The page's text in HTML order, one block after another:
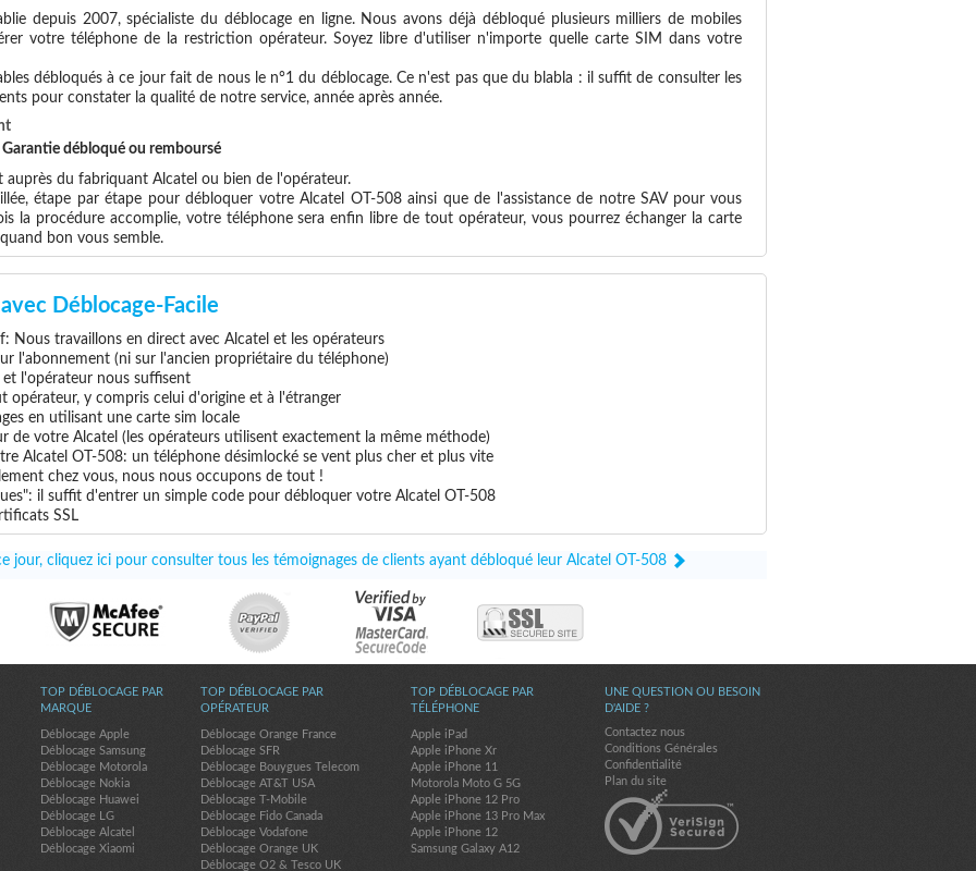
depuis 2007, spécialiste du déblocage en ligne. Nous avons déjà débloqué plusieurs milliers de mobiles
votre téléphone de la restriction opérateur. Soyez libre d'utiliser n'importe quelle carte SIM dans votre
débloqués à ce jour fait de nous le n°1 du déblocage. Ce n'est pas que du blabla : il suffit de consulter les
pour constater la qualité de notre service, année après année.
débloqué ou remboursé
du fabriquant Alcatel ou bien de l'opérateur.
étape par étape pour débloquer votre Alcatel OT-508 ainsi que de l'assistance de notre SAV pour vous
la procédure accomplie, votre téléphone sera enfin libre de tout opérateur, vous pourrez échanger la carte
bon vous semble.
Déblocage-Facile
Nous travaillons en direct avec Alcatel et les opérateurs
l'abonnement (ni sur l'ancien propriétaire du téléphone)
et l'opérateur nous suffisent
opérateur, y compris celui d'origine et à l'étranger
en utilisant une carte sim locale
de votre Alcatel (les opérateurs utilisent exactement la même méthode)
Alcatel OT-508: un téléphone désimlocké se vent plus cher et plus vite
chez vous, nous nous occupons de tout !
il suffit d'entrer un simple code pour débloquer votre Alcatel OT-508
SSL
jour, cliquez ici pour consulter tous les témoignages de clients ayant débloqué leur Alcatel OT-508
UNE QUESTION OU BESOIN
D'AIDE ?
Contactez nous
Conditions Générales
Confidentialité
Plan du site
TOP DÉBLOCAGE PAR
MARQUE
Déblocage Apple
Déblocage Samsung
Déblocage Motorola
Déblocage Nokia
Déblocage Huawei
Déblocage LG
Déblocage Alcatel
Déblocage Xiaomi
TOP DÉBLOCAGE PAR
OPÉRATEUR
Déblocage Orange France
Déblocage SFR
Déblocage Bouygues Telecom
Déblocage AT&T USA
Déblocage T-Mobile
Déblocage Fido Canada
Déblocage Vodafone
Déblocage Orange UK
Déblocage O2 & Tesco UK
TOP DÉBLOCAGE PAR
TÉLÉPHONE
Apple iPad
Apple iPhone Xr
Apple iPhone 11
Motorola Moto G 5G
Apple iPhone 12 Pro
Apple iPhone 13 Pro Max
Apple iPhone 12
Samsung Galaxy A12